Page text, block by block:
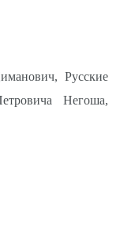
Русские
Негоша,